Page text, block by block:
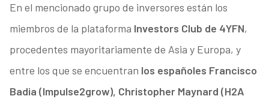
En el mencionado grupo de inversores están los
miembros de la plataforma Investors Club de 4YFN,
procedentes mayoritariamente de Asia y Europa, y
entre los que se encuentran los españoles Francisco
Badia (Impulse2grow), Christopher Maynard (H2A